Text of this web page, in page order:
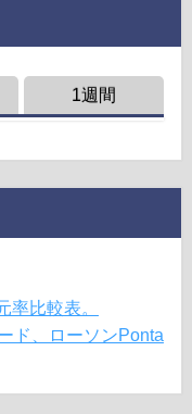
1週間
率比較表。
ド、ローソンPonta